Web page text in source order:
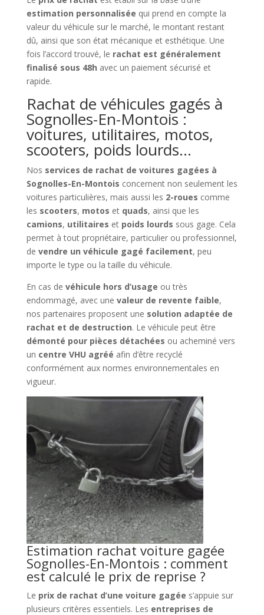
estimation personnalisée qui prend en compte la
valeur du véhicule sur le marché, le montant restant
dû, ainsi que son état mécanique et esthétique. Une
fois l’accord trouvé, le rachat est généralement
finalisé sous 48h avec un paiement sécurisé et
rapide.
Rachat de véhicules gagés à
Sognolles-En-Montois :
voitures, utilitaires, motos,
scooters, poids lourds…
Nos services de rachat de voitures gagées à
Sognolles-En-Montois concernent non seulement les
voitures particulières, mais aussi les 2-roues comme
les scooters, motos et quads, ainsi que les
camions, utilitaires et poids lourds sous gage. Cela
permet à tout propriétaire, particulier ou professionnel,
de vendre un véhicule gagé facilement, peu
importe le type ou la taille du véhicule.
En cas de véhicule hors d’usage ou très
endommagé, avec une valeur de revente faible,
nos partenaires proposent une solution adaptée de
rachat et de destruction. Le véhicule peut être
démonté pour pièces détachées ou acheminé vers
un centre VHU agréé afin d’être recyclé
conformément aux normes environnementales en
vigueur.
Estimation rachat voiture gagée
Sognolles-En-Montois : comment
est calculé le prix de reprise ?
Le prix de rachat d’une voiture gagée s’appuie sur
plusieurs critères essentiels. Les entreprises de